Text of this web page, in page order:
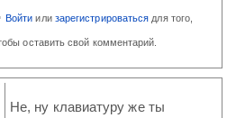
Войти или зарегистрироваться для того,
оставить свой комментарий.
Не, ну клавиатуру же ты